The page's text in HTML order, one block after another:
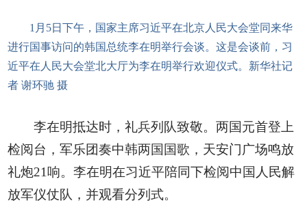
1月5日下午，国家主席习近平在北京人民大会堂同来华
进行国事访问的韩国总统李在明举行会谈。这是会谈前，习
近平在人民大会堂北大厅为李在明举行欢迎仪式。新华社记
者 谢环驰 摄
李在明抵达时，礼兵列队致敬。两国元首登上
检阅台，军乐团奏中韩两国国歌，天安门广场鸣放
礼炮21响。李在明在习近平陪同下检阅中国人民解
放军仪仗队，并观看分列式。